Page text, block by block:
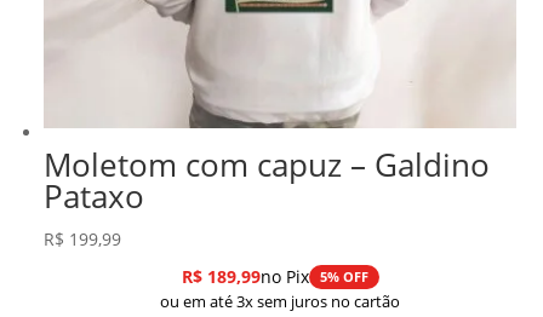
Moletom com capuz – Galdino
Pataxo
R$ 199,99
R$189,99no Pix 5% OFF
ou em até 3x sem juros no cartão